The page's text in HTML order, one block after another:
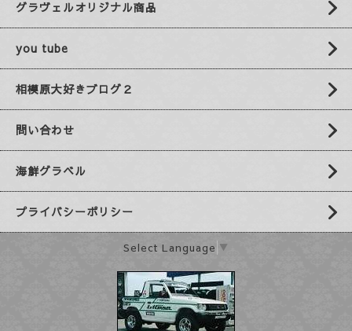
グラヴェルオリジナル商品
you tube
相模原大好きブログ２
問い合わせ
海鮮グラベル
プライバシーポリシー
Select Language ▼